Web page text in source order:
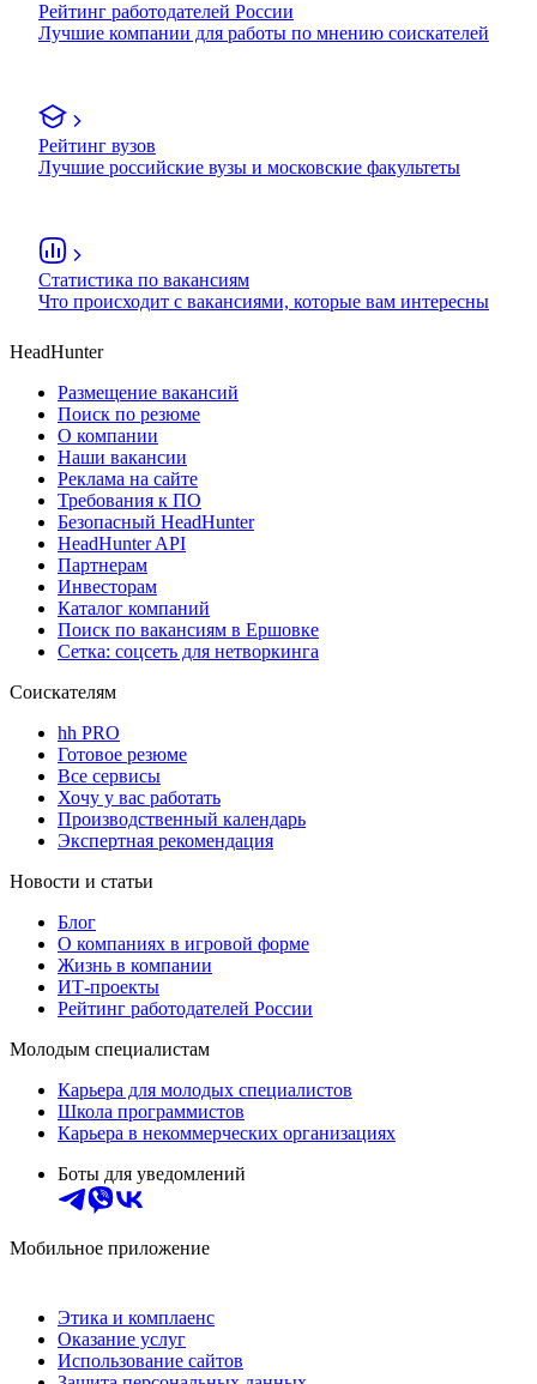
Рейтинг работодателей России
Лучшие компании для работы по мнению соискателей
Рейтинг вузов
Лучшие российские вузы и московские факультеты
Статистика по вакансиям
Что происходит с вакансиями, которые вам интересны
HeadHunter
Размещение вакансий
Поиск по резюме
О компании
Наши вакансии
Реклама на сайте
Требования к ПО
Безопасный HeadHunter
HeadHunter API
Партнерам
Инвесторам
Каталог компаний
Поиск по вакансиям в Ершовке
Сетка: соцсеть для нетворкинга
Соискателям
hh PRO
Готовое резюме
Все сервисы
Хочу у вас работать
Производственный календарь
Экспертная рекомендация
Новости и статьи
Блог
О компаниях в игровой форме
Жизнь в компании
ИТ-проекты
Рейтинг работодателей России
Молодым специалистам
Карьера для молодых специалистов
Школа программистов
Карьера в некоммерческих организациях
Боты для уведомлений
Мобильное приложение
Этика и комплаенс
Оказание услуг
Использование сайтов